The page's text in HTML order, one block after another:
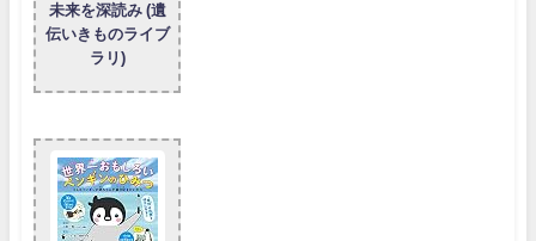
未来を深読み (遺
伝いきものライブ
ラリ)